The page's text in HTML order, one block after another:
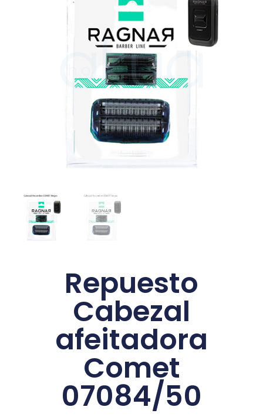
Repuesto
Cabezal
afeitadora
Comet
07084/50